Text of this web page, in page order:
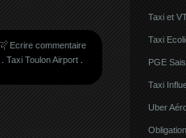
Ecrire commentaire
Taxi Toulon Airport
Taxi et
Taxi
PGE
Taxi
Uber